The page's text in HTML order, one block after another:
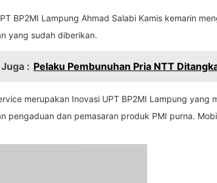
BP2MI Lampung Ahmad Salabi Kamis kemarin
yang sudah diberikan.
: Pelaku Pembunuhan Pria NTT
merupakan Inovasi UPT BP2MI Lampung
pengaduan dan pemasaran produk PMI purna.